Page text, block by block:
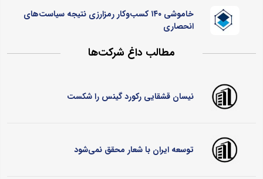
خاموشی ۱۴۰ کسب‌وکار رمزارزی نتیجه سیاست‌های
انحصاری
مطالب داغ شرکت‌ها
نیسان قشقایی رکورد گینس را شکست
توسعه ایران با شعار محقق نمی‌شود